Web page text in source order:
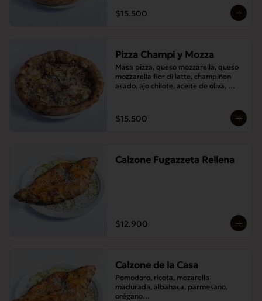
$15.500
Pizza Champi y Mozza
Masa pizza, queso mozzarella, queso
mozzarella fior di latte, champiñon
asado, ajo chilote, aceite de oliva,
$15.500
Calzone Fugazzeta Rellena
$12.900
Calzone de la Casa
Pomodoro, ricota, mozarella
madurada, albahaca, parmesano,
orégano